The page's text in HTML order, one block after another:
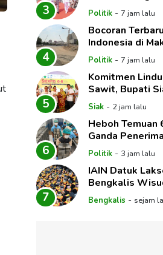
3
dari Matra Laut
Politik - 7 jam lalu
4
Bocoran
Indonesia di
Politik - 7 jam lalu
5
Komitmen
Sawit, Bupati
Raih SIEXPO
Siak - 2 jam lalu
6
Heboh Temuan
Ganda
Politik - 3 jam lalu
7
IAIN Datuk
Bengkalis
Mahasiswa
Bengkalis - sejam